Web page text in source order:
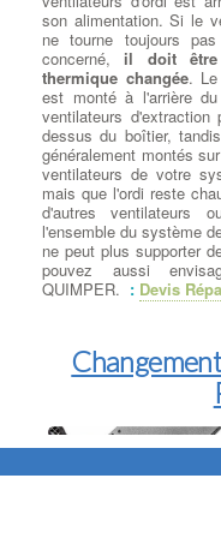
passante élevée, ainsi
offrir l'expérience de jeu
et la plus puissante.
Remplacer un Disque
un SSD: Nous
disque de
qualité, de taille
supérieure à celle du
et des meilleures
Marché. Lorsque
souhaité, nous
remplacer le HDD HS
carte mère ou bien
plus du SDD Sata
M.2 est présent et
versions (SATA ou
mère. à QUIMPER
le nouveau disque,
déterminés.
son alimentation. Si le
ne tourne toujours
concerné, il doit être
thermique changée. Le
est monté à l'arrière
ventilateurs
dessus du boîtier,
généralement montés
ventilateurs de votre
mais que l'ordi reste
d'autres ventilateurs
l'ensemble du système
ne peut plus supporter
pouvez aussi
QUIMPER. : Devis